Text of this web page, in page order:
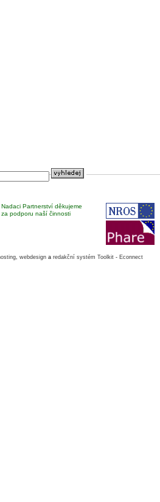
Nadaci Partnerství děkujeme
za podporu naší činnosti
, webdesign a redakční systém Toolkit - Econnect